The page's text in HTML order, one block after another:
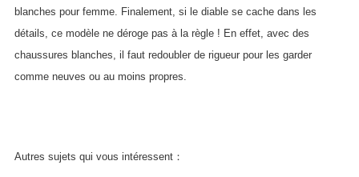
blanches pour femme. Finalement, si le diable se cache dans les
détails, ce modèle ne déroge pas à la règle ! En effet, avec des
chaussures blanches, il faut redoubler de rigueur pour les garder
comme neuves ou au moins propres.
Autres sujets qui vous intéressent：